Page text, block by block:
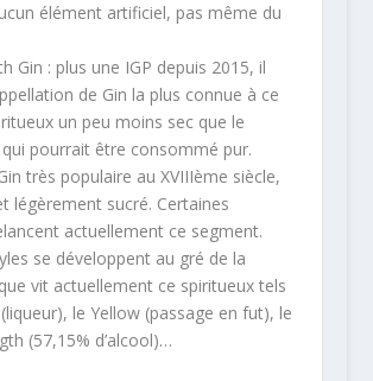
élément artificiel, pas même du
Gin : plus une IGP depuis 2015, il
de Gin la plus connue à ce
un peu moins sec que le
pourrait être consommé pur.
très populaire au XVIIIème siècle,
légèrement sucré. Certaines
actuellement ce segment.
se développent au gré de la
vit actuellement ce spiritueux tels
le Yellow (passage en fut), le
(57,15% d’alcool)…